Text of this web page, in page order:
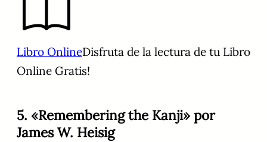
Libro OnlineDisfruta de la lectura de tu Libro
Online Gratis!
5. «Remembering the Kanji» por
James W. Heisig